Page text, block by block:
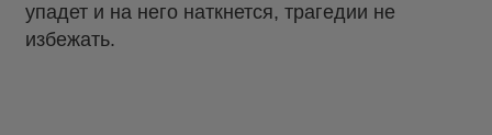
упадет и на него наткнется, трагедии не
избежать.